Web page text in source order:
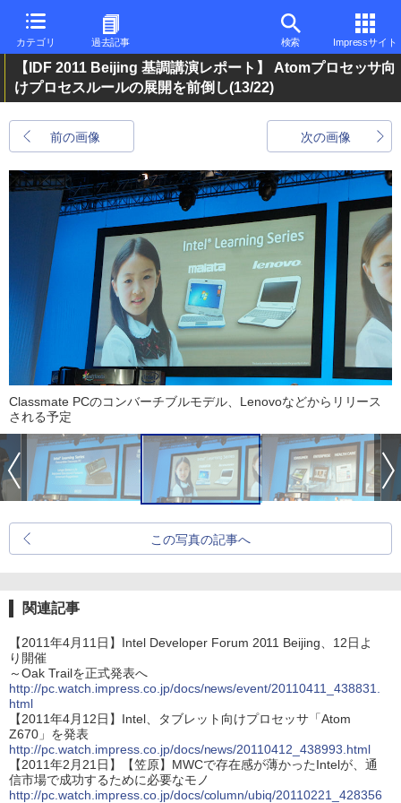
カテゴリ 過去記事 検索 Impressサイト
【IDF 2011 Beijing 基調講演レポート】 Atomプロセッサ向
けプロセスルールの展開を前倒し(13/22)
前の画像 次の画像
Classmate PCのコンバーチブルモデル、Lenovoなどからリリース
される予定
この写真の記事へ
関連記事
【2011年4月11日】Intel Developer Forum 2011 Beijing、12日よ
り開催
～Oak Trailを正式発表へ
http://pc.watch.impress.co.jp/docs/news/event/20110411_438831.
html
【2011年4月12日】Intel、タブレット向けプロセッサ「Atom
Z670」を発表
http://pc.watch.impress.co.jp/docs/news/20110412_438993.html
【2011年2月21日】【笠原】MWCで存在感が薄かったIntelが、通
信市場で成功するために必要なモノ
http://pc.watch.impress.co.jp/docs/column/ubiq/20110221_428356